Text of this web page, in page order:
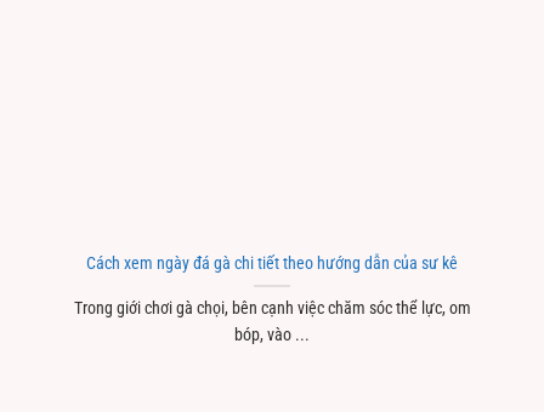
Cách xem ngày đá gà chi tiết theo hướng dẫn của sư kê
Trong giới chơi gà chọi, bên cạnh việc chăm sóc thể lực, om
bóp, vào ...